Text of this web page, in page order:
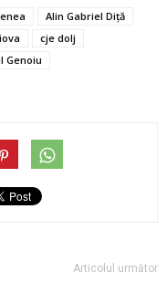
Alin Gabriel Diță
cje dolj
Genoiu
Articolul următor